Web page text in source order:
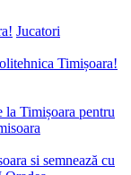
Jucatori
Timișoara!
la Timișoara pentru
si semnează cu